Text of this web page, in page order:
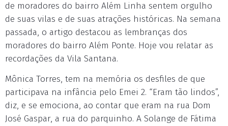
de moradores do bairro Além Linha sentem orgulho
de suas vilas e de suas atrações históricas. Na semana
passada, o artigo destacou as lembranças dos
moradores do bairro Além Ponte. Hoje vou relatar as
recordações da Vila Santana.
Mônica Torres, tem na memória os desfiles de que
participava na infância pelo Emei 2. “Eram tão lindos”,
diz, e se emociona, ao contar que eram na rua Dom
José Gaspar, a rua do parquinho. A Solange de Fátima